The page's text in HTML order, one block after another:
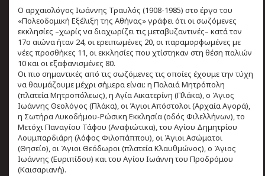
Ο αρχαιολόγος Ιωάννης Τραυλός (1908-1985) στο έργο του
«Πολεοδομική Εξέλιξη της Αθήνας» γράφει ότι οι σωζόμενες
εκκλησίες –χωρίς να διαχωρίζει τις μεταβυζαντινές– κατά τον
17ο αιώνα ήταν 24, οι ερειπωμένες 20, οι παραμορφωμένες με
νέες προσθήκες 11, οι εκκλησίες που χτίστηκαν στη θέση παλιών
10 και οι εξαφανισμένες 80.
Οι πιο σημαντικές από τις σωζόμενες τις οποίες έχουμε την τύχη
να θαυμάζουμε μέχρι σήμερα είναι: η Παλαιά Μητρόπολη
(πλατεία Μητροπόλεως), η Αγία Αικατερίνη (Πλάκα), ο Άγιος
Ιωάννης Θεολόγος (Πλάκα), οι Άγιοι Απόστολοι (Αρχαία Αγορά),
η Σωτήρα Λυκοδήμου-Ρώσικη Εκκλησία (οδός Φιλελλήνων), το
Μετόχι Παναγίου Τάφου (Αναφιώτικα), του Αγίου Δημητρίου
Λουμπαρδιάρη (λόφος Φιλοπάππου), οι Άγιοι Ασώματοι
(Θησείο), οι Άγιοι Θεόδωροι (πλατεία Κλαυθμώνος), ο Άγιος
Ιωάννης (Ευριπίδου) και του Αγίου Ιωάννη του Προδρόμου
(Καισαριανή).